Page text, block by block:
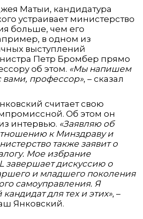
Матыи, кандидатура
устраивает министерство
больше, чем его
в одном из
выступлений
Петр Бромбер прямо
об этом. «Мы напишем
вами, профессор», – сказал
считает свою
Об этом он
интервью. «Заявляю об
к Минздраву и
также заявит о
Мое избрание
завершает дискуссию о
и младшего поколения
самоуправления. Я
для тех и этих», –
Янковский.